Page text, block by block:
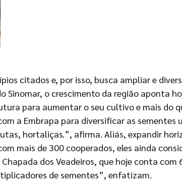
citados e, por isso, busca ampliar e
Sinomar, o crescimento da região aponta
para aumentar o seu cultivo e mais do
a Embrapa para diversificar as sementes
hortaliças.”, afirma. Aliás, expandir
mais de 300 cooperados, eles ainda
dos Veadeiros, que hoje conta com
de sementes”, enfatizam.